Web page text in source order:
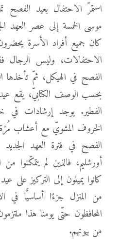
استمرّ الاحتفال بعيد الفصح
كان جميع أفراد الأسرة
الاحتفالات، وليس
الفصح في الهيكل، ثمّ تأخذها
بحسب الوصف الكتابيّ، يقع
الخروف المشويّ مع أعشاب
الفصح في فترة العهد
أورشليم، فالذين لم يتمكّنوا
كانوا يميلون إلى التركيز على
من المنزل جزءًا أساسيًّا في
المحافظون حتّى يومنا هذا
من بيوتهم.